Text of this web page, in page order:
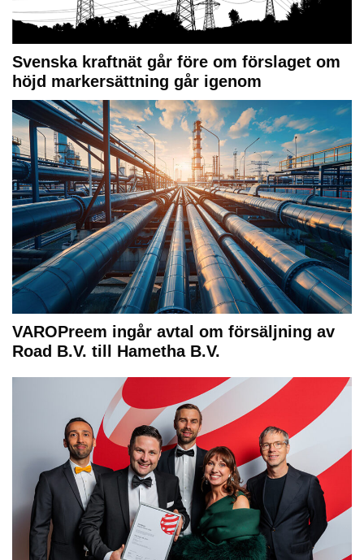
Svenska kraftnät går före om förslaget om
höjd markersättning går igenom
VAROPreem ingår avtal om försäljning av
Road B.V. till Hametha B.V.